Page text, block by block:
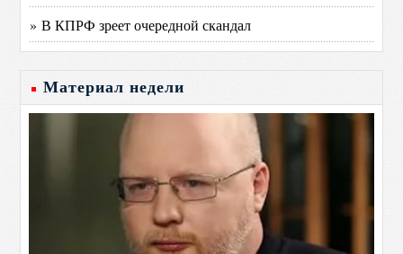
» В КПРФ зреет очередной скандал
Материал недели